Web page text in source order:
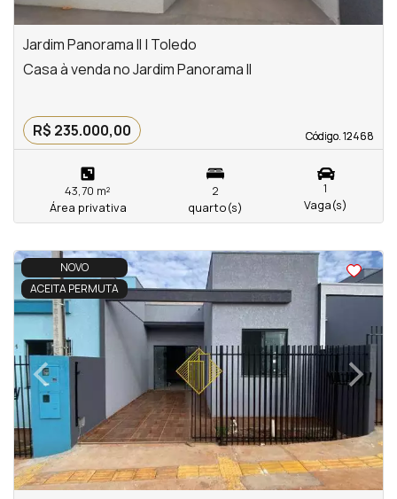
Jardim Panorama II | Toledo
Código. 12468
Código. 12468
Casa à venda no Jardim Panorama II
R$ 235.000,00
43,70 m²
Área privativa
2
quarto(s)
1
Vaga(s)
NOVO
ACEITA PERMUTA
<<<<
‹Previous ›
Next